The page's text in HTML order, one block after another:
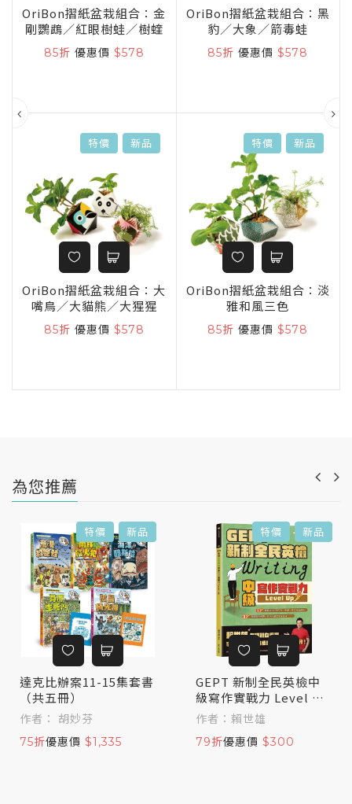
OriBon摺紙盆栽組合：金
剛鸚鵡／紅眼樹蛙／樹蝰
85折 優惠價 $578
特價 新品
OriBon摺紙盆栽組合：大
嘴鳥／大貓熊／大猩猩
85折 優惠價 $578
OriBon摺紙盆栽組合：黑
豹／大象／箭毒蛙
85折優惠價$578
特價 新品
OriBon摺紙盆栽組合：淡
雅和風三色
85折優惠價$578
為您推薦
特價 新品
達克比辦案11-15集套書
（共五冊）
作者： 胡妙芬
75折優惠價 $1,335
特價 新品
GEPT 新制全民英檢中
級寫作實戰力 Level U
p！
作者：賴世雄
79折優惠價 $300